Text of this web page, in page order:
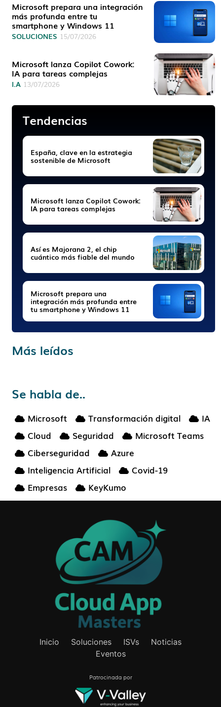
Microsoft prepara una integración
más profunda entre tu
smartphone y Windows 11
SOLUCIONES 15/07/2026
Microsoft lanza Copilot Cowork:
IA para tareas complejas
I.A 13/07/2026
Tendencias
España, clave en la estrategia
sostenible de Microsoft
Microsoft lanza Copilot Cowork:
IA para tareas complejas
Así es Majorana 2, el chip
cuántico más fiable del mundo
Microsoft prepara una
integración más profunda entre
tu smartphone y Windows 11
Más leídos
Se habla de..
Microsoft Transformación digital
IA
Cloud
Seguridad
Microsoft Teams
Ciberseguridad
Azure
Inteligencia Artificial
Covid-19
Empresas
KeyKumo
Inicio Soluciones ISVs
Noticias
Eventos
Patrocinada por